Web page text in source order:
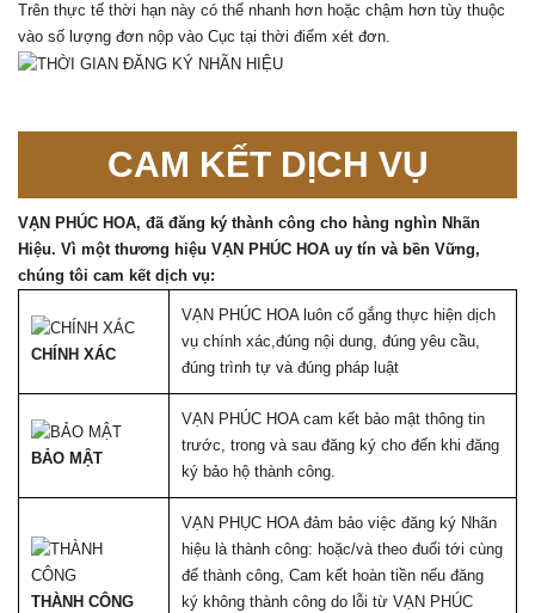
Trên thực tế thời hạn này có thể nhanh hơn hoặc chậm hơn tùy thuộc
vào số lượng đơn nộp vào Cục tại thời điểm xét đơn.
CAM KẾT DỊCH VỤ
VẠN PHÚC HOA, đã đăng ký thành công cho hàng nghìn Nhãn
Hiệu. Vì một thương hiệu VẠN PHÚC HOA uy tín và bền Vững,
chúng tôi cam kết dịch vụ:
CHÍNH XÁC
VẠN PHÚC HOA luôn cố gắng thực hiện dịch
vụ chính xác,đúng nội dung, đúng yêu cầu,
đúng trình tự và đúng pháp luật
BẢO MẬT
VẠN PHÚC HOA cam kết bảo mật thông tin
trước, trong và sau đăng ký cho đến khi đăng
ký bảo hộ thành công.
THÀNH CÔNG
VẠN PHỤC HOA đảm bảo việc đăng ký Nhãn
hiệu là thành công: hoặc/và theo đuổi tới cùng
để thành công, Cam kết hoàn tiền nếu đăng
ký không thành công do lỗi từ VẠN PHÚC